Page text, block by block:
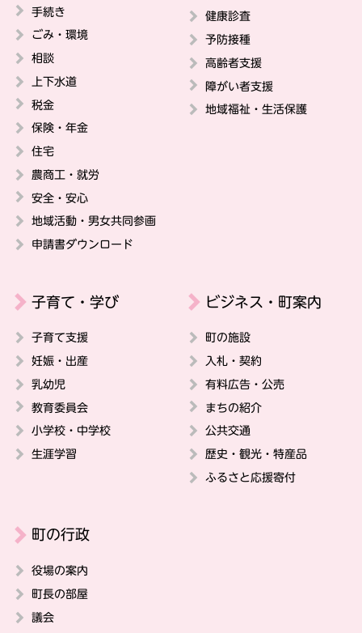
手続き
ごみ・環境
相談
上下水道
税金
保険・年金
住宅
農商工・就労
安全・安心
地域活動・男女共同参画
申請書ダウンロード
健康診査
予防接種
高齢者支援
障がい者支援
地域福祉・生活保護
子育て・学び
子育て支援
妊娠・出産
乳幼児
教育委員会
小学校・中学校
生涯学習
ビジネス・町案内
町の施設
入札・契約
有料広告・公売
まちの紹介
公共交通
歴史・観光・特産品
ふるさと応援寄付
町の行政
役場の案内
町長の部屋
議会